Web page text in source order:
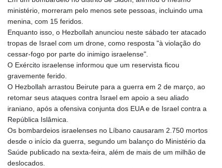
ministério, morreram pelo menos sete pessoas, incluindo uma
menina, com 15 feridos.
Enquanto isso, o Hezbollah anunciou neste sábado ter atacado
tropas de Israel com um drone, como resposta "à violação do
cessar-fogo por parte do inimigo israelense".
O Exército israelense informou que um reservista ficou
gravemente ferido.
O Hezbollah arrastou Beirute para a guerra em 2 de março, ao
retomar seus ataques contra Israel em apoio a seu aliado
iraniano, após a ofensiva conjunta dos EUA e de Israel contra a
República Islâmica.
Os bombardeios israelenses no Líbano causaram 2.750 mortos
desde o início da guerra, segundo um balanço do Ministério da
Saúde publicado na sexta-feira, além de mais de um milhão de
deslocados.